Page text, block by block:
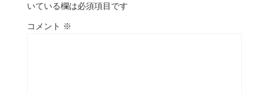
いている欄は必須項目です
コメント ※